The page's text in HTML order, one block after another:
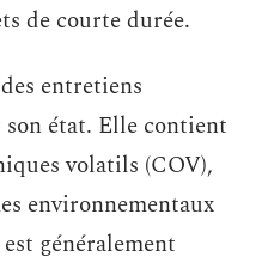
de courte durée.
entretiens
état. Elle contient
volatils (COV),
environnementaux
généralement